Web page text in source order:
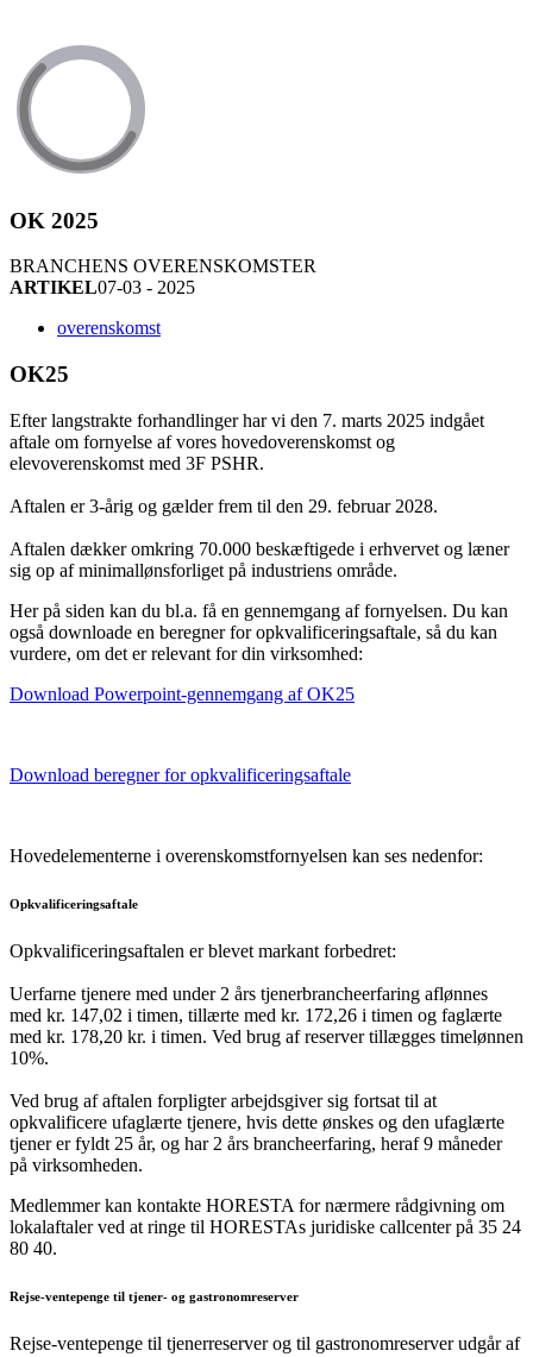
OK 2025
BRANCHENS OVERENSKOMSTER
ARTIKEL07-03 - 2025
overenskomst
OK25
Efter langstrakte forhandlinger har vi den 7. marts 2025 indgået
aftale om fornyelse af vores hovedoverenskomst og
elevoverenskomst med 3F PSHR.
Aftalen er 3-årig og gælder frem til den 29. februar 2028.
Aftalen dækker omkring 70.000 beskæftigede i erhvervet og læner
sig op af minimallønsforliget på industriens område.
Her på siden kan du bl.a. få en gennemgang af fornyelsen. Du kan
også downloade en beregner for opkvalificeringsaftale, så du kan
vurdere, om det er relevant for din virksomhed:
Download Powerpoint-gennemgang af OK25
Download beregner for opkvalificeringsaftale
Hovedelementerne i overenskomstfornyelsen kan ses nedenfor:
Opkvalificeringsaftale
Opkvalificeringsaftalen er blevet markant forbedret:
Uerfarne tjenere med under 2 års tjenerbrancheerfaring aflønnes
med kr. 147,02 i timen, tillærte med kr. 172,26 i timen og faglærte
med kr. 178,20 kr. i timen. Ved brug af reserver tillægges timelønnen
10%.
Ved brug af aftalen forpligter arbejdsgiver sig fortsat til at
opkvalificere ufaglærte tjenere, hvis dette ønskes og den ufaglærte
tjener er fyldt 25 år, og har 2 års brancheerfaring, heraf 9 måneder
på virksomheden.
Medlemmer kan kontakte HORESTA for nærmere rådgivning om
lokalaftaler ved at ringe til HORESTAs juridiske callcenter på 35 24
80 40.
Rejse-ventepenge til tjener- og gastronomreserver
Rejse-ventepenge til tjenerreserver og til gastronomreserver udgår af